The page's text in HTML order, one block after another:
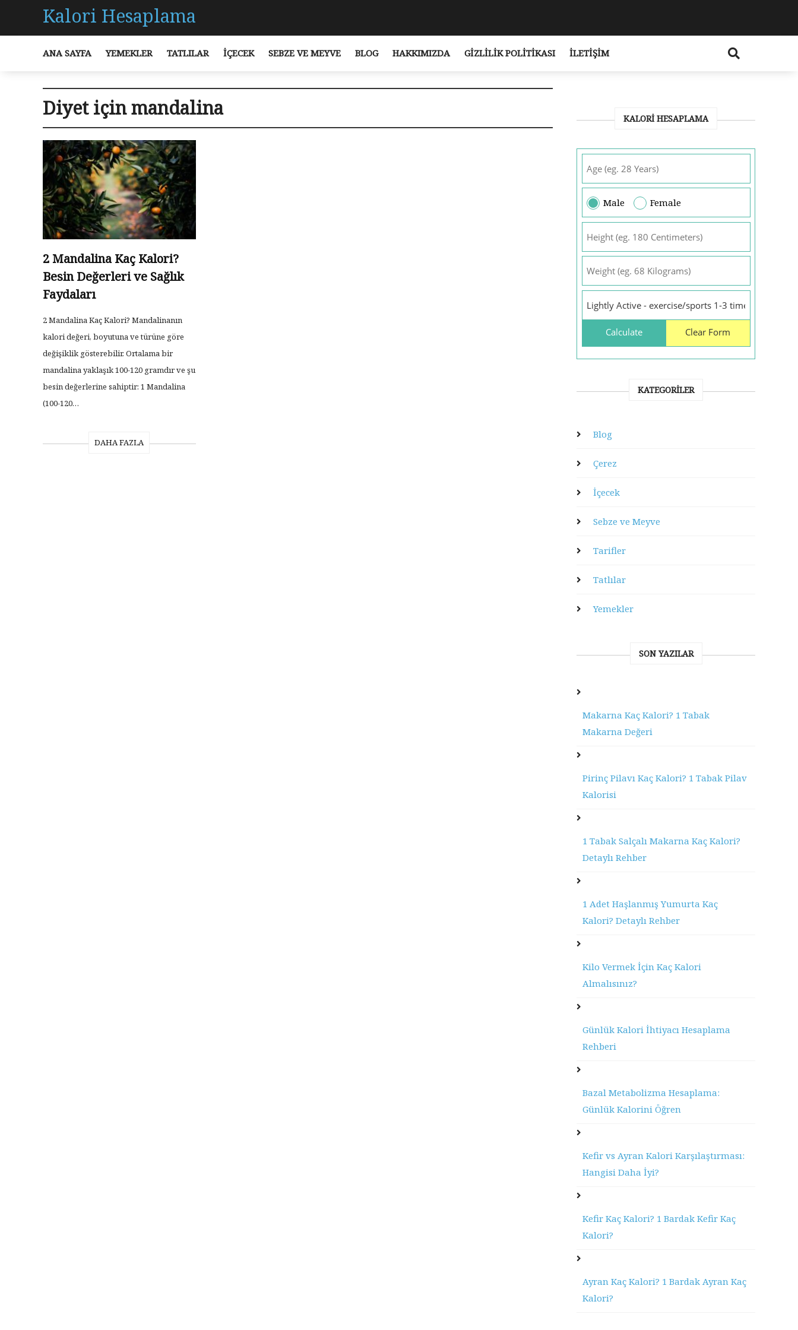
Kalori Hesaplama
ANA SAYFA YEMEKLER TATLILAR İÇECEK SEBZE VE MEYVE BLOG HAKKIMIZDA GIZLILIK POLITIKASI İLETIŞIM
Diyet için mandalina
2 Mandalina Kaç Kalori?
Besin Değerleri ve Sağlık
Faydaları
2 Mandalina Kaç Kalori? Mandalinanın
kalori değeri, boyutuna ve türüne göre
değişiklik gösterebilir. Ortalama bir
mandalina yaklaşık 100-120 gramdır ve şu
besin değerlerine sahiptir: 1 Mandalina
(100-120…
DAHA FAZLA
KALORI HESAPLAMA
Male Female
KATEGORILER
Blog
Çerez
İçecek
Sebze ve Meyve
Tarifler
Tatlılar
Yemekler
SON YAZILAR
Makarna Kaç Kalori? 1 Tabak
Makarna Değeri
Pirinç Pilavı Kaç Kalori? 1 Tabak Pilav
Kalorisi
1 Tabak Salçalı Makarna Kaç Kalori?
Detaylı Rehber
1 Adet Haşlanmış Yumurta Kaç
Kalori? Detaylı Rehber
Kilo Vermek İçin Kaç Kalori
Almalısınız?
Günlük Kalori İhtiyacı Hesaplama
Rehberi
Bazal Metabolizma Hesaplama:
Günlük Kalorini Öğren
Kefir vs Ayran Kalori Karşılaştırması:
Hangisi Daha İyi?
Kefir Kaç Kalori? 1 Bardak Kefir Kaç
Kalori?
Ayran Kaç Kalori? 1 Bardak Ayran Kaç
Kalori?